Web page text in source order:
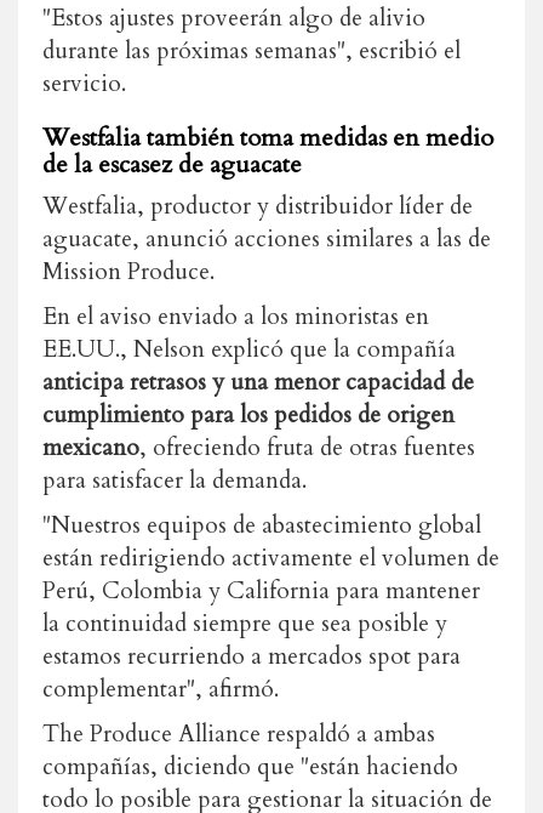
"Estos ajustes proveerán algo de alivio
durante las próximas semanas", escribió el
servicio.
Westfalia también toma medidas en medio
de la escasez de aguacate
Westfalia, productor y distribuidor líder de
aguacate, anunció acciones similares a las de
Mission Produce.
En el aviso enviado a los minoristas en
EE.UU., Nelson explicó que la compañía
anticipa retrasos y una menor capacidad de
cumplimiento para los pedidos de origen
mexicano, ofreciendo fruta de otras fuentes
para satisfacer la demanda.
"Nuestros equipos de abastecimiento global
están redirigiendo activamente el volumen de
Perú, Colombia y California para mantener
la continuidad siempre que sea posible y
estamos recurriendo a mercados spot para
complementar", afirmó.
The Produce Alliance respaldó a ambas
compañías, diciendo que "están haciendo
todo lo posible para gestionar la situación de